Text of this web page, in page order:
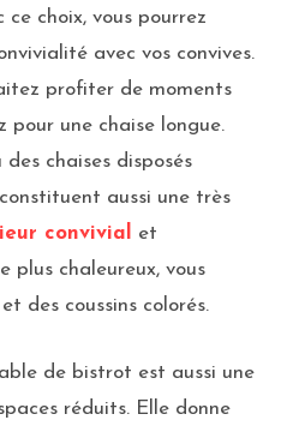
ce choix, vous pourrez
avec vos convives.
profiter de moments
pour une chaise longue.
chaises disposés
aussi une très
convivial
et
plus chaleureux, vous
des coussins colorés.
de bistrot est aussi une
réduits. Elle donne